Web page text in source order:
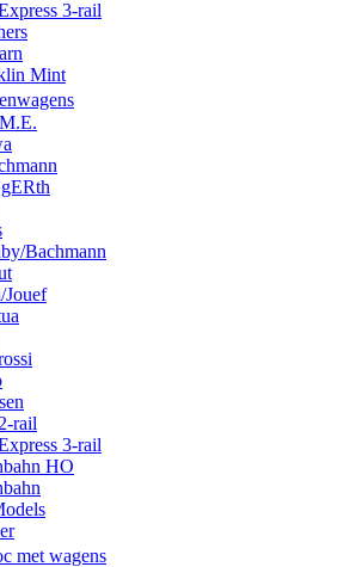
3-rail
Mint
Bachmann
Jouef
rail
3-rail
HO
met wagens